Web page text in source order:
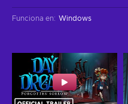
Funciona en: Windows